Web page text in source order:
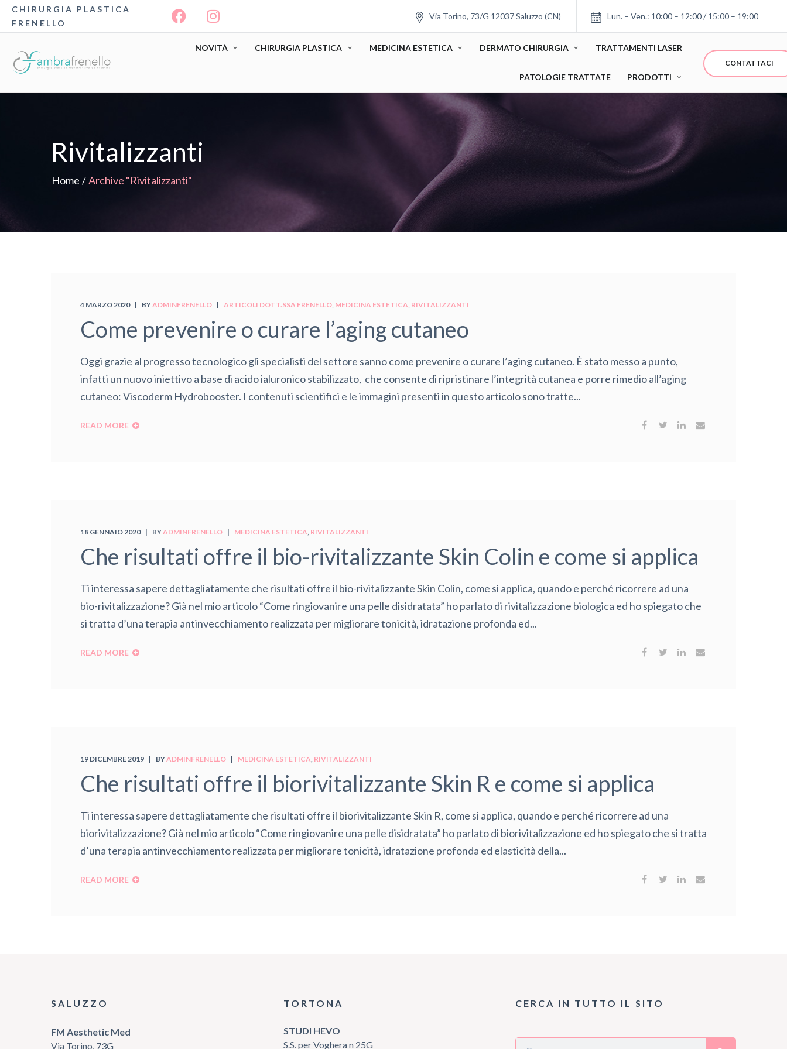
CHIRURGIA PLASTICA
FRENELLO
Via Torino, 73/G 12037 Saluzzo (CN) Lun. – Ven.: 10:00 – 12:00 / 15:00 – 19:00
NOVITÀ CHIRURGIA PLASTICA MEDICINA ESTETICA DERMATO CHIRURGIA TRATTAMENTI LASER
PATOLOGIE TRATTATE PRODOTTI
CONTATTACI
Rivitalizzanti
Home /Archive "Rivitalizzanti"
4 MARZO 2020 BYADMINFRENELLO ARTICOLI DOTT.SSA FRENELLO MEDICINA ESTETICA RIVITALIZZANTI
Come prevenire o curare l’aging cutaneo
Oggi grazie al progresso tecnologico gli specialisti del settore sanno come prevenire o curare l’aging cutaneo. È stato messo a punto,
infatti un nuovo iniettivo a base di acido ialuronico stabilizzato, che consente di ripristinare l’integrità cutanea e porre rimedio all’aging
cutaneo: Viscoderm Hydrobooster. I contenuti scientifici e le immagini presenti in questo articolo sono tratte...
READ MORE
18 GENNAIO 2020 BYADMINFRENELLO MEDICINA ESTETICA RIVITALIZZANTI
Che risultati offre il bio-rivitalizzante Skin Colin e come si applica
Ti interessa sapere dettagliatamente che risultati offre il bio-rivitalizzante Skin Colin, come si applica, quando e perché ricorrere ad una
bio-rivitalizzazione? Già nel mio articolo “Come ringiovanire una pelle disidratata” ho parlato di rivitalizzazione biologica ed ho spiegato che
si tratta d’una terapia antinvecchiamento realizzata per migliorare tonicità, idratazione profonda ed...
READ MORE
19 DICEMBRE 2019 BYADMINFRENELLO MEDICINA ESTETICA RIVITALIZZANTI
Che risultati offre il biorivitalizzante Skin R e come si applica
Ti interessa sapere dettagliatamente che risultati offre il biorivitalizzante Skin R, come si applica, quando e perché ricorrere ad una
biorivitalizzazione? Già nel mio articolo “Come ringiovanire una pelle disidratata” ho parlato di biorivitalizzazione ed ho spiegato che si tratta
d’una terapia antinvecchiamento realizzata per migliorare tonicità, idratazione profonda ed elasticità della...
READ MORE
SALUZZO
FM Aesthetic Med
Via Torino, 73G
TORTONA
STUDI HEVO
S.S. per Voghera n 25G
CERCA IN TUTTO IL SITO